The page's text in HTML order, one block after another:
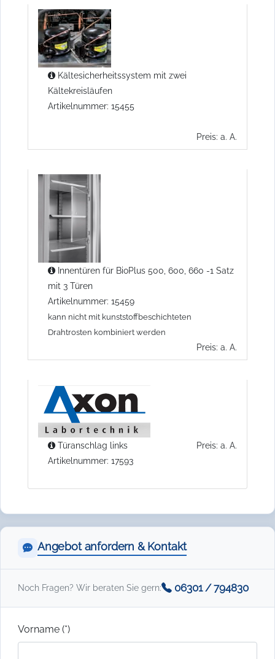
Kältesicherheitssystem mit zwei
Kältekreisläufen
Artikelnummer: 15455
Preis: a. A.
Innentüren für BioPlus 500, 600, 660 -1 Satz
mit 3 Türen
Artikelnummer: 15459
kann nicht mit kunststoffbeschichteten
Drahtrosten kombiniert werden
Preis: a. A.
Türanschlag links
Artikelnummer: 17593
Preis: a. A.
Angebot anfordern & Kontakt
Noch Fragen? Wir beraten Sie gern: 06301 / 794830
Vorname (*)